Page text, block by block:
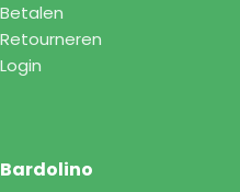
Betalen
Retourneren
Login
Bardolino